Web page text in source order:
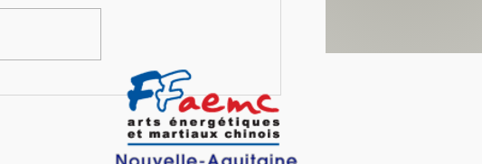
La Fille de Jade, la tisserande, les carnets